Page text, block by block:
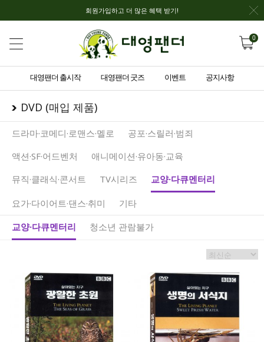
회원가입하고 더 많은 혜택 받기!
0
대영팬더 출시작 대영팬더 굿즈 이벤트 공지사항
DVD (매입 제품)
드라마·코메디·로맨스·멜로
공포·스릴러·범죄
액션·SF·어드벤처
애니메이션·유아동·교육
뮤직·클래식·콘서트
TV시리즈 교양·다큐멘터리
요가·다이어트·댄스·취미
기타
교양·다큐멘터리
청소년 관람불가